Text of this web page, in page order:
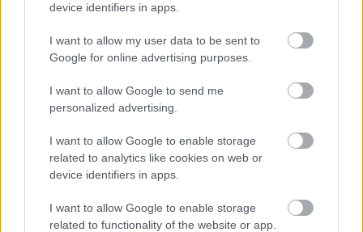
device identifiers in apps.
I want to allow my user data to be sent to
Google for online advertising purposes.
I want to allow Google to send me
personalized advertising.
I want to allow Google to enable storage
related to analytics like cookies on web or
device identifiers in apps.
I want to allow Google to enable storage
related to functionality of the website or app.
- Miért szöknénk ki? - kérdezte Réka. - Mit találtál
már ki megint?
- Odamegyek Lizihez és adok neki egy puszit -
mondta Zozó.
- Ó, Zozó, olyan romantikus vagy! - kiáltotta Réka. -
De nem lesz ebből baj?
- Dehogy! Csak figyelj és kövess!